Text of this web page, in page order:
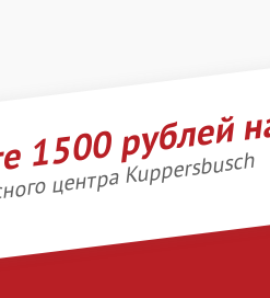
1500 рублей
центра Kuppersbusch